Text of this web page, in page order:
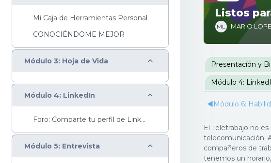
Mi Caja de Herramientas Personal
CONOCIÉNDOME MEJOR
Módulo 3: Hoja de Vida Colapsar
Módulo 4: LinkedIn Colapsar
Foro: Comparte tu perfil de LinkedIn
Módulo 5: Entrevista Colapsar
Listos
ML MARIO
Presentacíón y
Módulo 4:
◀︎Módulo 6:
El Teletrabajo no
telecomunicación.
compañeros de
tenemos un